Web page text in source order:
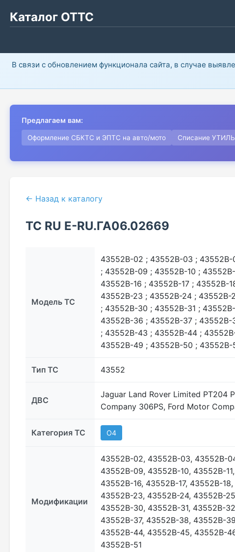
Каталог ОТТС
В связи с обновлением функционала сайта, в случае
Предлагаем вам:
Оформление СБКТС и ЭПТС на авто/мото Списание
← Назад к каталогу
ТС RU Е-RU.ГА06.02669
Модель ТС
43552В-02 ; 43552В-03 ;
; 43552В-09 ; 43552В-10 ;
43552В-16 ; 43552В-17 ; 43552В-
43552В-23 ; 43552В-24 ;
; 43552В-30 ; 43552В-31 ;
43552В-36 ; 43552В-37 ;
; 43552В-43 ; 43552В-44 ;
43552В-49 ; 43552В-50 ; 43552В-
Тип ТС 43552
ДВС
Jaguar Land Rover Limited PT204
Company 306PS, Ford Motor
Категория ТС O4
Модификации
43552В-02, 43552В-03, 43552В-
43552В-09, 43552В-10, 43552В-
43552В-16, 43552В-17, 43552В-
43552В-23, 43552В-24, 43552В-
43552В-30, 43552В-31, 43552В-
43552В-37, 43552В-38, 43552В-
43552В-44, 43552В-45, 43552В-
43552В-51